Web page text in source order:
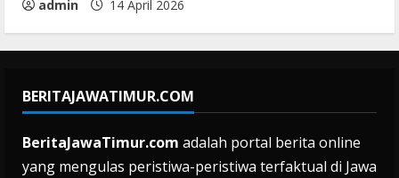
admin 14 April 2026
BERITAJAWATIMUR.COM
BeritaJawaTimur.com adalah portal berita online
yang mengulas peristiwa-peristiwa terfaktual di Jawa